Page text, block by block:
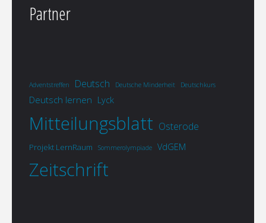
Partner
Adventstreffen Deutsch Deutsche Minderheit Deutschkurs
Deutsch lernen Lyck
Mitteilungsblatt Osterode
Projekt LernRaum Sommerolympiade VdGEM
Zeitschrift